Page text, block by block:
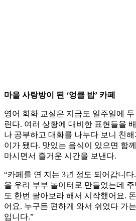
마을 사랑방이 된 ‘엉클 밥’ 카페
영어 회화 교실은 지금도 일주일에
린다. 여러 상황에 대비한 표현들을
나 공부하고 대화를 나누다 보니 친
이가 됐다. 맛있는 음식이 있으면 함
마시면서 즐거운 시간을 보낸다.
“카페를 연 지는 3년 정도 되어갑니
을 우리 부부 놀이터로 만들었는데
도 한번 팔아보라 해서 시작했어요.
어요. 누구든 편하게 와서 쉬었다 가
입니다.”